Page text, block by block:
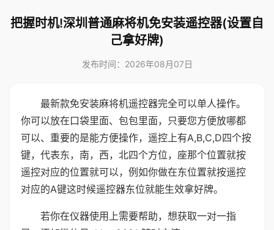
把握时机!深圳普通麻将机免安装遥控器(设置自
己拿好牌)
发布时间：2026年08月07日
最新款免安装麻将机遥控器完全可以单人操作。
你可以放在口袋里面、包包里面，只要您方便放哪都
可以、重要的是能方便操作，遥控上有A,B,C,D四个按
键，代表东，南，西，北四个方位，座那个位置就按
遥控对应的位置就可以，例如你做在东位置就按遥控
对应的A键这时候遥控器东位就能生效拿好牌。
若你在仪器使用上需要帮助，想获取一对一指